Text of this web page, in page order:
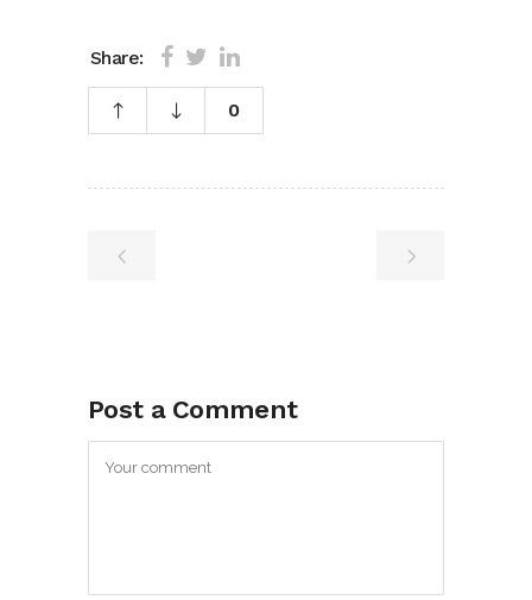
Share:
0
Post a Comment